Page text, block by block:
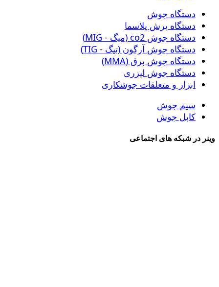
دستگاه جوش
دستگاه برش پلاسما
دستگاه جوش co2 (میگ - MIG)
دستگاه جوش آرگون (تیگ - TIG)
دستگاه جوش برق (MMA)
دستگاه جوش لیزری
ابزار و متعلقات جوشکاری
سیم جوش
کابل جوش
وینر در شبکه های اجتماعی